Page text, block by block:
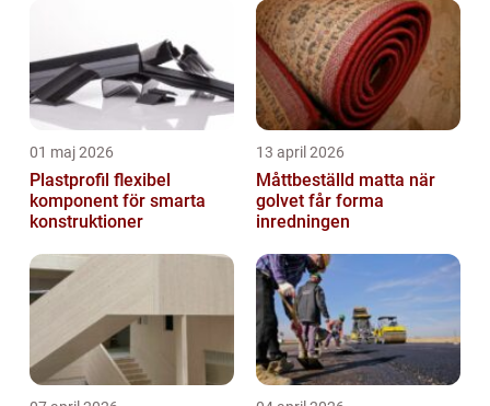
01 maj 2026
Plastprofil flexibel
komponent för smarta
konstruktioner
13 april 2026
Måttbeställd matta när
golvet får forma
inredningen